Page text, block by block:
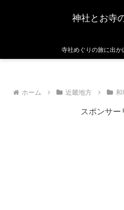
神社とお寺
寺社めぐりの旅に出か
ホーム 近畿地方 和
スポンサー